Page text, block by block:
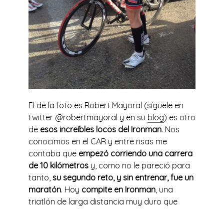
El de la foto es Robert Mayoral (síguele en
twitter @robertmayoral y en su blog) es otro
de esos increíbles locos del Ironman. Nos
conocimos en el CAR y entre risas me
contaba que empezó corriendo una carrera
de 10 kilómetros y, como no le pareció para
tanto, su segundo reto, y sin entrenar, fue un
maratón. Hoy compite en Ironman , una
triatlón de larga distancia muy duro que